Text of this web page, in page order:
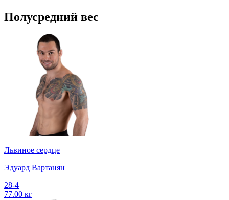
Полусредний вес
Львиное сердце
Эдуард Вартанян
28-4
77.00 кг